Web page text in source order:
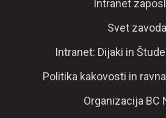
Intranet
Svet zavoda
Intranet: Dijaki in
Politika kakovosti in
Organizacija BC